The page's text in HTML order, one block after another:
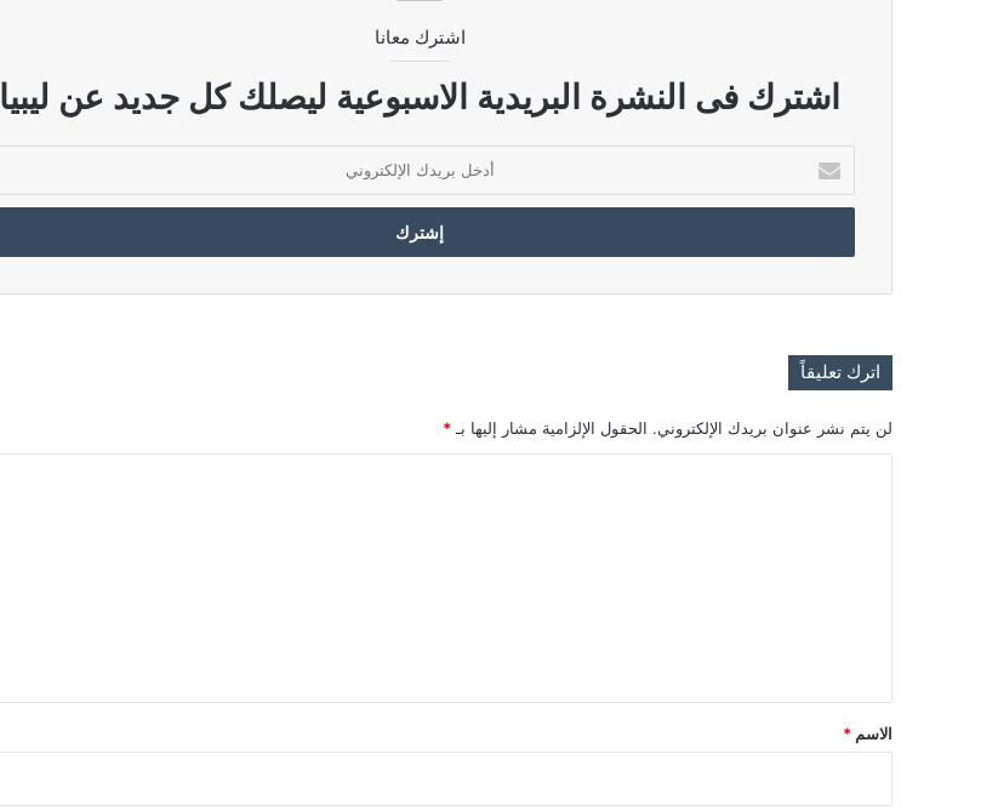
اشترك معانا
اشترك فى النشرة البريدية الاسبوعية ليصلك كل جديد عن ليبيا
بريدك
الإلكتروني
اترك تعليقاً
لن يتم نشر عنوان بريدك الإلكتروني. الحقول الإلزامية مشار إليها بـ *
*
الاسم *